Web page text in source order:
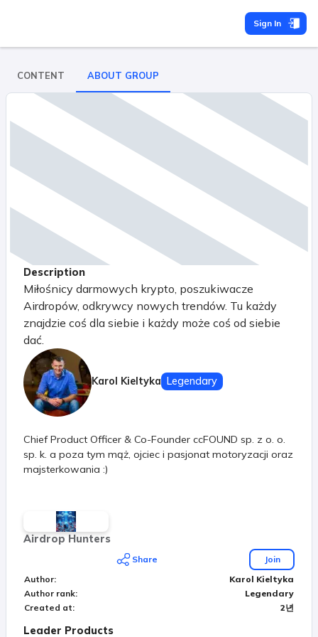
Sign In
CONTENT ABOUT GROUP
Description
Miłośnicy darmowych krypto, poszukiwacze
Airdropów, odkrywcy nowych trendów. Tu każdy
znajdzie coś dla siebie i każdy może coś od siebie
dać.
Karol Kieltyka Legendary
Chief Product Officer & Co-Founder ccFOUND sp. z o. o.
sp. k. a poza tym mąż, ojciec i pasjonat motoryzacji oraz
majsterkowania :)
Airdrop Hunters
Share
Join
Author:
Karol Kieltyka
Author rank:
Legendary
Created at: 2년
Leader Products